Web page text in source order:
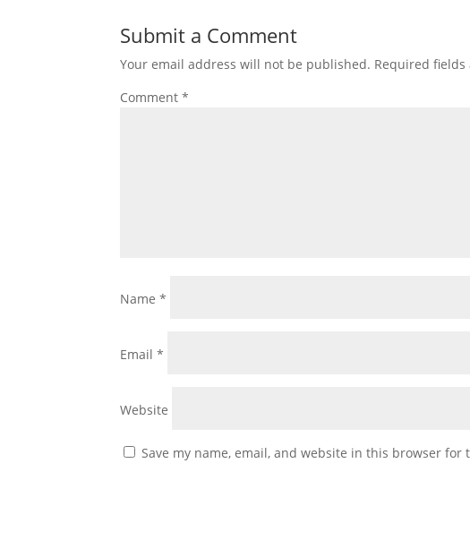
Submit a Comment
Your email address will not be published. Required
Comment*
Name*
Email*
Website
Save my name, email, and website in this browser for